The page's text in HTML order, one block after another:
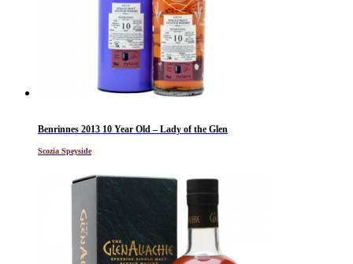
Benrinnes 2013 10 Year Old – Lady of the Glen
Scozia Speyside